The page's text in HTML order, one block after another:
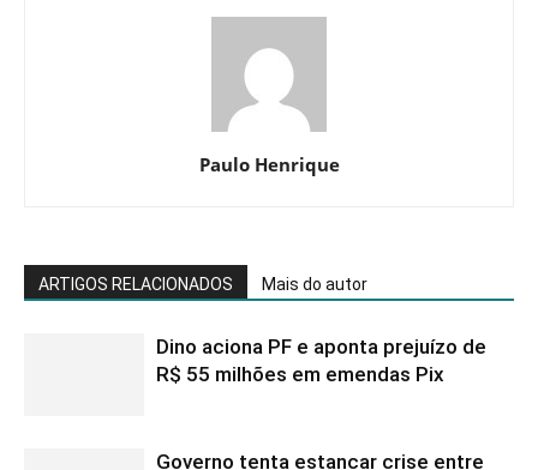
Paulo Henrique
ARTIGOS RELACIONADOS Mais do autor
Dino aciona PF e aponta prejuízo de
R$ 55 milhões em emendas Pix
Governo tenta estancar crise entre